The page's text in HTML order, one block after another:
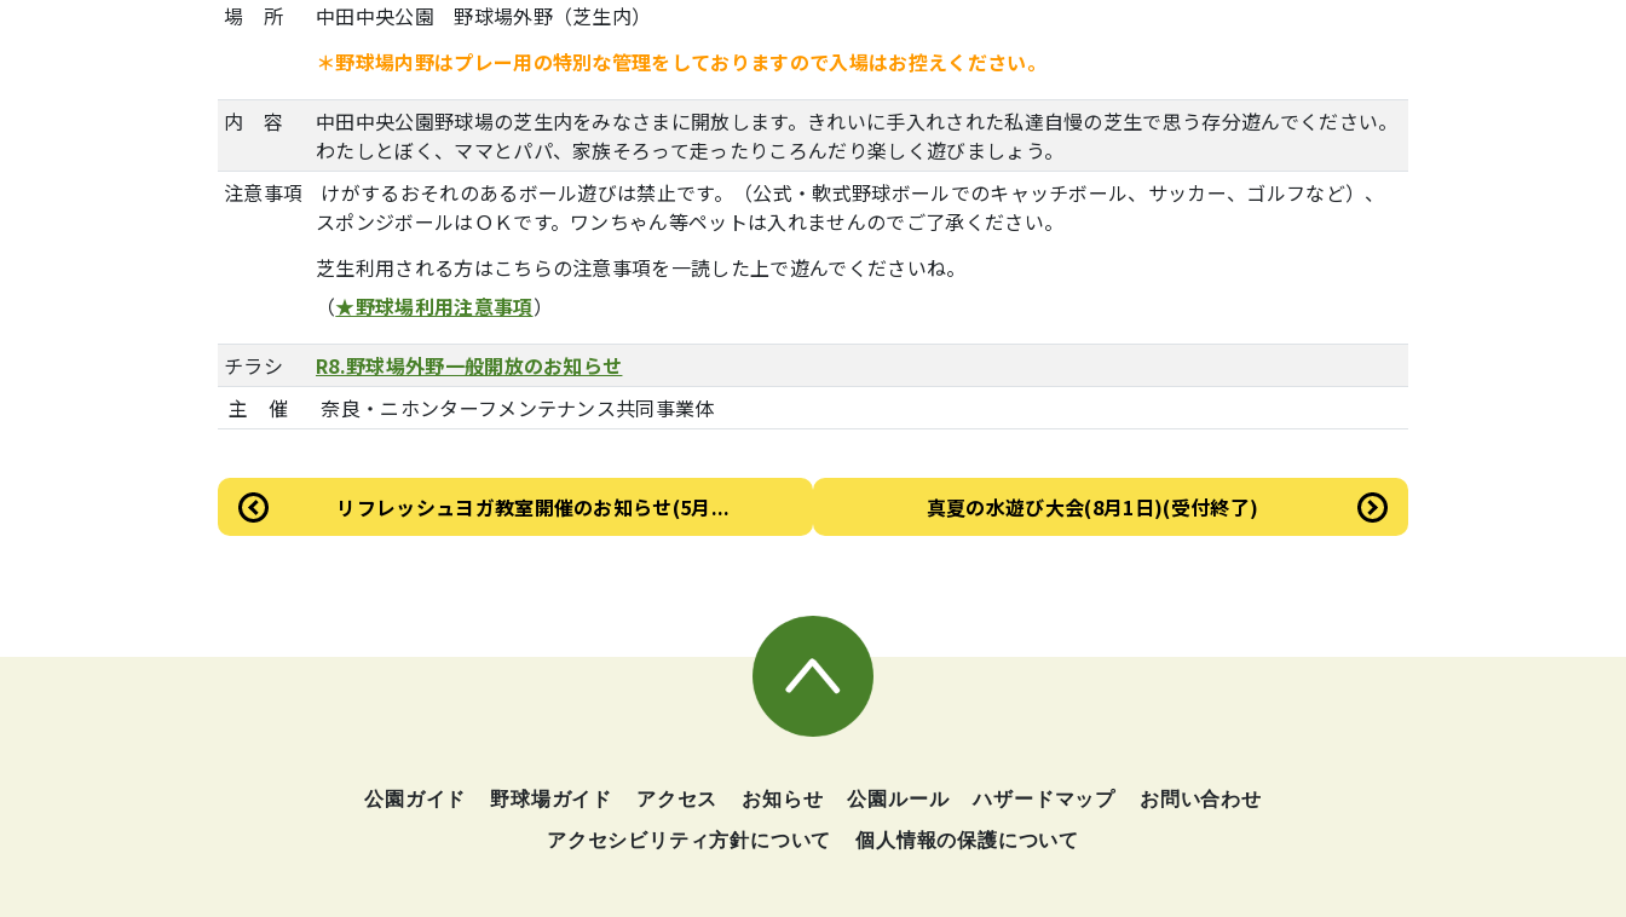
場 所
中田中央公園 野球場外野（芝生内）
＊野球場内野はプレー用の特別な管理をしておりますので入場はお控えください。
内 容
中田中央公園野球場の芝生内をみなさまに開放します。きれいに手入れされた私達自慢の芝生で思う存分遊んでください。
わたしとぼく、ママとパパ、家族そろって走ったりころんだり楽しく遊びましょう。
注意事項
けがするおそれのあるボール遊びは禁止です。（公式・軟式野球ボールでのキャッチボール、サッカー、ゴルフなど）、
スポンジボールはＯＫです。ワンちゃん等ペットは入れませんのでご了承ください。
芝生利用される方はこちらの注意事項を一読した上で遊んでくださいね。
（★野球場利用注意事項）
チラシ
R8.野球場外野一般開放のお知らせ
主 催
奈良・ニホンターフメンテナンス共同事業体
リフレッシュヨガ教室開催のお知らせ(5月... 真夏の水遊び大会(8月1日)(受付終了)
公園ガイド 野球場ガイド アクセス お知らせ 公園ルール ハザードマップ
お問い合わせ
アクセシビリティ方針について
個人情報の保護について